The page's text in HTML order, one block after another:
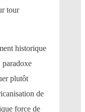
tour
historique
plutôt
de
force de